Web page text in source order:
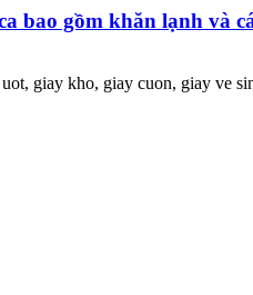
bao gồm khăn lạnh và
giay kho, giay cuon, giay ve